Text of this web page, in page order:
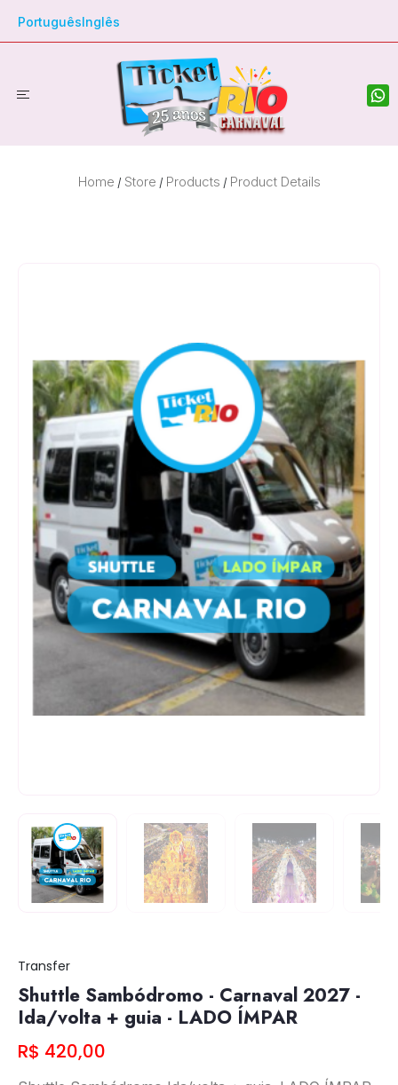
PortuguêsInglês
Home / Store / Products / Product Details
Transfer
Shuttle Sambódromo - Carnaval 2027 -
Ida/volta + guia - LADO ÍMPAR
R$ 420,00